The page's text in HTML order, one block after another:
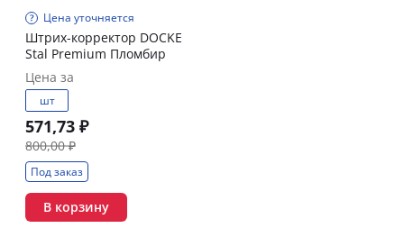
Цена уточняется
Штрих-корректор DOCKE
Stal Premium Пломбир
Цена за
шт
571,73 ₽
800,00 ₽
Под заказ
В корзину